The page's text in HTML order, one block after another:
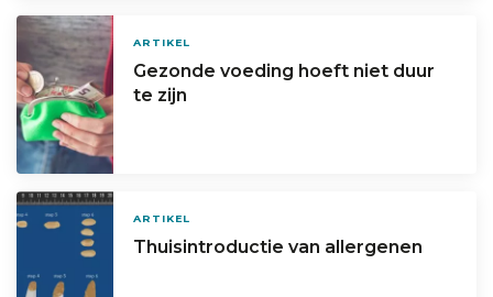
ARTIKEL
Gezonde voeding hoeft niet duur
te zijn
ARTIKEL
Thuisintroductie van allergenen